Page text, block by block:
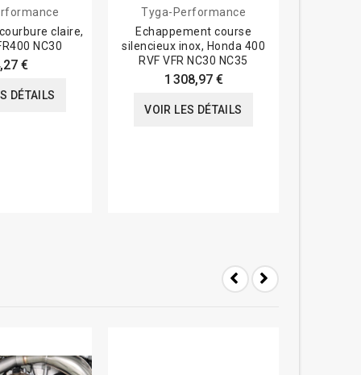
claire,
NC30
€
DÉTAILS
Tyga-Performance
Echappement course
silencieux inox, Honda 400
RVF VFR NC30 NC35
1 308,97 €
VOIR LES DÉTAILS